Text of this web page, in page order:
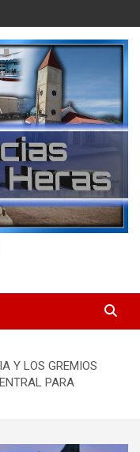
Y LOS GREMIOS
PARA